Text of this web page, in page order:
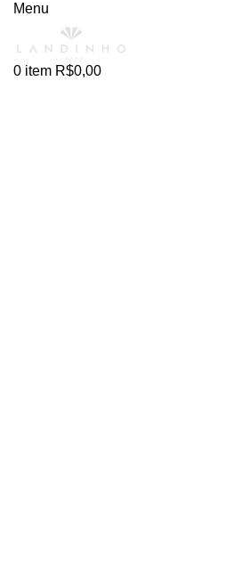
Menu
0 item R$0,00